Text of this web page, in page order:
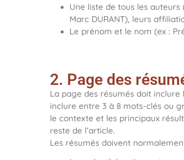
Une liste de tous les
Marc DURANT), leurs
Le prénom et le nom (ex :
2. Page des
La page des résumés doit
inclure entre 3 à 8 mots-clés ou
le contexte et les principaux
reste de l’article.
Les résumés doivent